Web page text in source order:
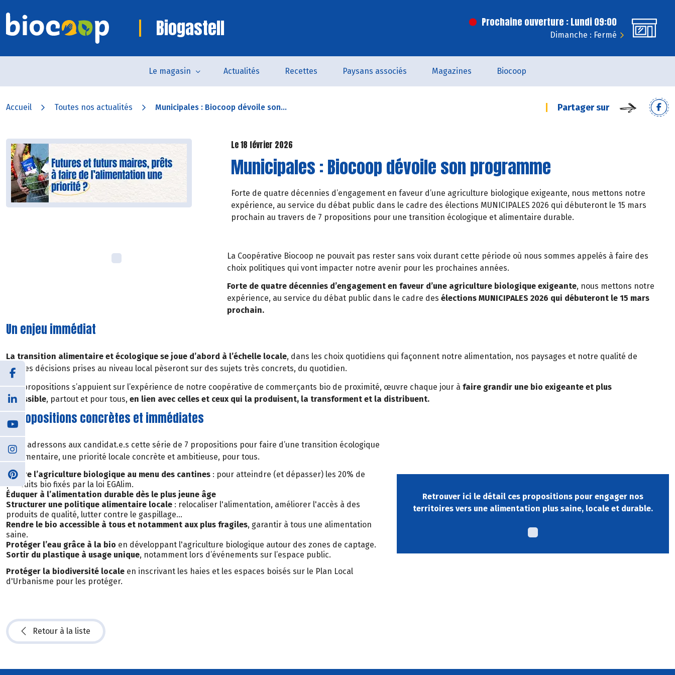
Biogastell Prochaine ouverture : Lundi 09:00
Dimanche : Fermé
Le magasin Actualités Recettes Paysans associés Magazines Biocoop
Accueil Toutes nos actualités Municipales : Biocoop dévoile son... Partager sur
Le 18 février 2026
Municipales : Biocoop dévoile son programme
Forte de quatre décennies d’engagement en faveur d’une agriculture biologique exigeante, nous mettons notre
expérience, au service du débat public dans le cadre des élections MUNICIPALES 2026 qui débuteront le 15 mars
prochain au travers de 7 propositions pour une transition écologique et alimentaire durable.
La Coopérative Biocoop ne pouvait pas rester sans voix durant cette période où nous sommes appelés à faire des
choix politiques qui vont impacter notre avenir pour les prochaines années.
Forte de quatre décennies d’engagement en faveur d’une agriculture biologique exigeante, nous mettons notre
expérience, au service du débat public dans le cadre des élections MUNICIPALES 2026 qui débuteront le 15 mars
prochain.
Un enjeu immédiat
La transition alimentaire et écologique se joue d’abord à l’échelle locale, dans les choix quotidiens qui façonnent notre alimentation, nos paysages et notre qualité de
vie. Les décisions prises au niveau local pèseront sur des sujets très concrets, du quotidien.
Nos propositions s’appuient sur l’expérience de notre coopérative de commerçants bio de proximité, œuvre chaque jour à faire grandir une bio exigeante et plus
accessible, partout et pour tous, en lien avec celles et ceux qui la produisent, la transforment et la distribuent.
7 propositions concrètes et immédiates
Nous adressons aux candidat.e.s cette série de 7 propositions pour faire d’une transition écologique
et alimentaire, une priorité locale concrète et ambitieuse, pour tous.
Mettre l’agriculture biologique au menu des cantines : pour atteindre (et dépasser) les 20% de
produits bio fixés par la loi EGAlim.
Éduquer à l’alimentation durable dès le plus jeune âge
Structurer une politique alimentaire locale : relocaliser l'alimentation, améliorer l'accès à des
produits de qualité, lutter contre le gaspillage…
Rendre le bio accessible à tous et notamment aux plus fragiles, garantir à tous une alimentation
saine.
Protéger l’eau grâce à la bio en développant l'agriculture biologique autour des zones de captage.
Sortir du plastique à usage unique, notamment lors d’événements sur l’espace public.
Protéger la biodiversité locale en inscrivant les haies et les espaces boisés sur le Plan Local
d'Urbanisme pour les protéger.
Retrouver ici le détail ces propositions pour engager nos
territoires vers une alimentation plus saine, locale et durable.
Retour à la liste